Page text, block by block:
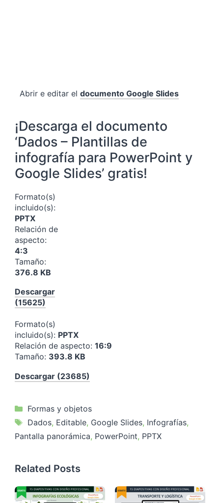
Abrir e editar el documento Google Slides
¡Descarga el documento
‘Dados – Plantillas de
infografía para PowerPoint y
Google Slides’ gratis!
Formato(s)
incluido(s):
PPTX
Relación de
aspecto:
4:3
Tamaño:
376.8 KB
Descargar
(15625)
Formato(s)
incluido(s): PPTX
Relación de aspecto: 16:9
Tamaño: 393.8 KB
Descargar (23685)
Categorías
Formas y objetos
Etiquetas
Dados, Editable, Google Slides, Infografías,
Pantalla panorámica, PowerPoint, PPTX
Related Posts